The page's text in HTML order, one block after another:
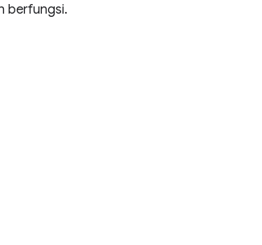
berfungsi.